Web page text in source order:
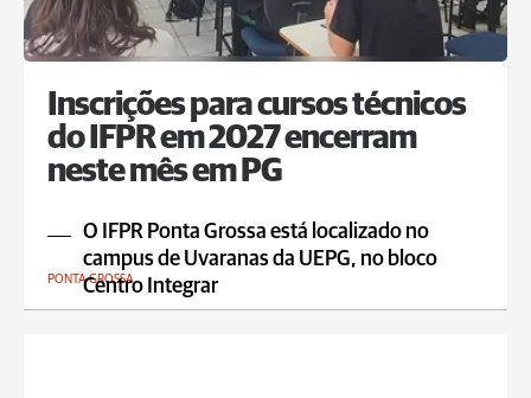
Inscrições para cursos técnicos
do IFPR em 2027 encerram
neste mês em PG
O IFPR Ponta Grossa está localizado no
campus de Uvaranas da UEPG, no bloco
Centro Integrar
PONTA GROSSA